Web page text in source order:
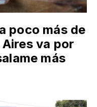
poco más de
va por
más